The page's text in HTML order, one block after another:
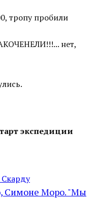
тропу пробили
нет,
экспедиции
Симоне Моро. "Мы